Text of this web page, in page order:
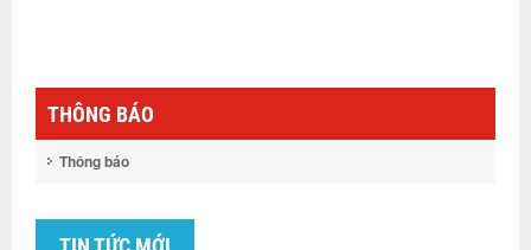
THÔNG BÁO
Thông báo